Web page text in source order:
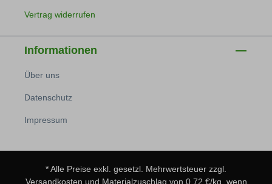
Vertrag widerrufen
Informationen
Über uns
Datenschutz
Impressum
* Alle Preise exkl. gesetzl. Mehrwertsteuer zzgl.
Versandkosten und Materialzuschlag von 0,72 €/kg, wenn